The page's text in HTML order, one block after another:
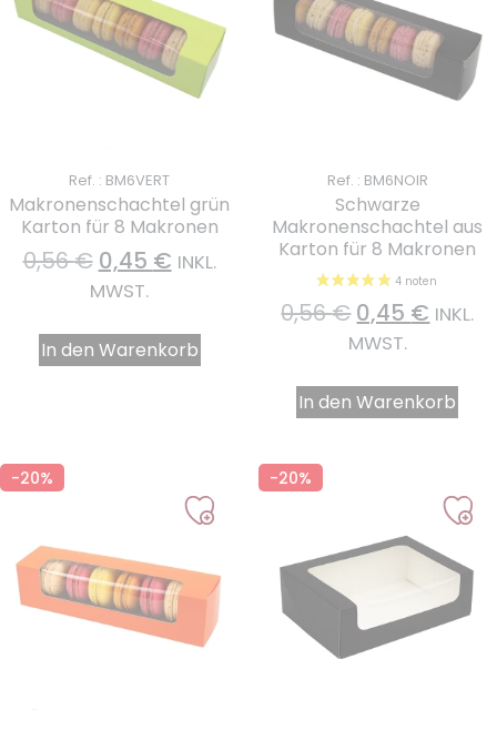
Ref. : BM6VERT
Makronenschachtel grün
Karton für 8 Makronen
0,56€ 0,45 € INKL.
MWST.
In den Warenkorb
Ref. : BM6NOIR
Schwarze
Makronenschachtel aus
Karton für 8 Makronen
0,56€0,45 € INKL.
MWST.
In den Warenkorb
-20% -20%